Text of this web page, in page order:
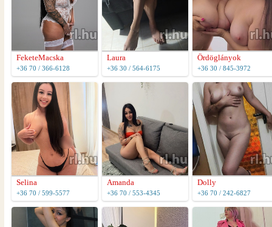
FeketeMacska
+36 70 / 366-6128
Laura
+36 30 / 564-6175
Ördöglányok
+36 30 / 845-3972
Selina
+36 70 / 599-5577
Amanda
+36 70 / 553-4345
Dolly
+36 70 / 242-6827